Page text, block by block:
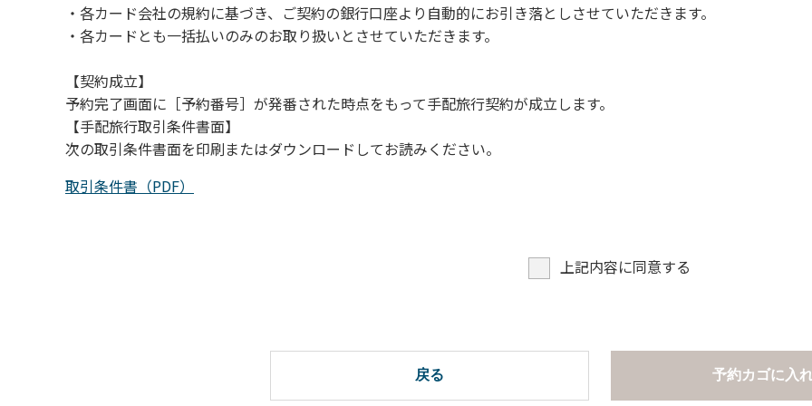
（４）キャンプ場の管理者や地元住民から川についての注意や警告があった場合は素直に耳を傾け、指示に従
・各カード会社の規約に基づき、ご契約の銀行口座より自動的にお引き落としさせていただきます。
・各カードとも一括払いのみのお取り扱いとさせていただきます。
【契約成立】
予約完了画面に［予約番号］が発番された時点をもって手配旅行契約が成立します。
【手配旅行取引条件書面】
次の取引条件書面を印刷またはダウンロードしてお読みください。
取引条件書（PDF）
上記内容に同意する
戻る 予約カゴに入